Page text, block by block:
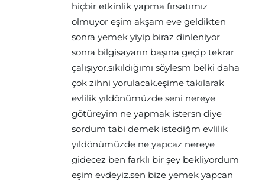
hiçbir etkinlik yapma fırsatımız
olmuyor eşim akşam eve geldikten
sonra yemek yiyip biraz dinleniyor
sonra bilgisayarın başına geçip tekrar
çalışıyor.sıkıldığımı söylesm belki daha
çok zihni yorulacak.eşime takılarak
evlilik yıldönümüzde seni nereye
götüreyim ne yapmak istersn diye
sordum tabi demek istediğm evlilik
yıldönümüzde ne yapcaz nereye
gidecez ben farklı bir şey bekliyordum
eşim evdeyiz.sen bize yemek yapcan